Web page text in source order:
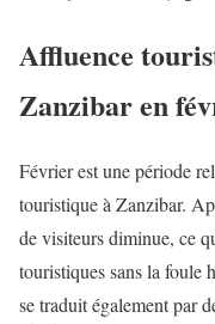
Affluence
Zanzibar en
Février est une période
touristique à Zanzibar.
de visiteurs diminue, ce
touristiques sans la foule
se traduit également par